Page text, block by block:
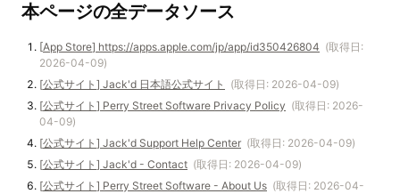
本ページの全データソース
[App Store] https://apps.apple.com/jp/app/id350426804 (取得日:
2026-04-09)
[公式サイト ] Jack'd 日本語公式サイト (取得日: 2026-04-09)
[公式サイト ] Perry Street Software Privacy Policy (取得日: 2026-
04-09)
[公式サイト ] Jack'd Support Help Center (取得日: 2026-04-09)
[公式サイト ] Jack'd - Contact (取得日: 2026-04-09)
[公式サイト ] Perry Street Software - About Us (取得日: 2026-04-